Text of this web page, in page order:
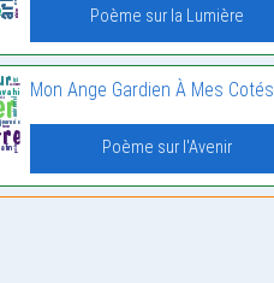
Poème sur la Lumière
Mon Ange Gardien À Mes Cotés
Poème sur l'Avenir